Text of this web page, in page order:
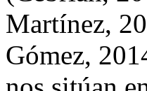
Martínez,
Gómez,